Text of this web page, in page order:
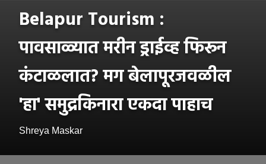
Belapur Tourism :
पावसाळ्यात मरीन ड्राईव्ह फिरून
कंटाळलात? मग बेलापूरजवळील
'हा' समुद्रकिनारा एकदा पाहाच
Shreya Maskar